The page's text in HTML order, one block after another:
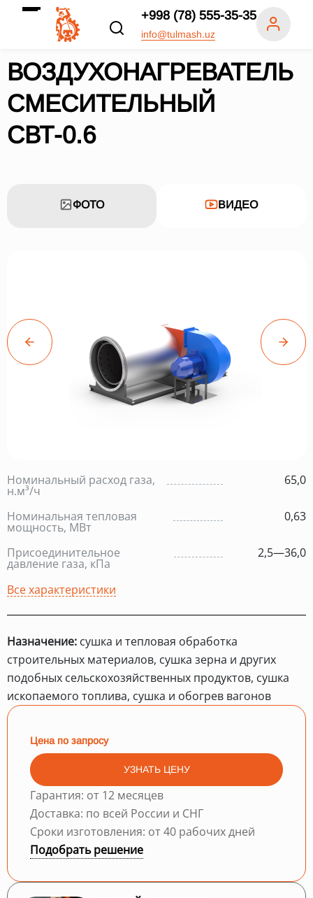
+998 (78) 555-35-35
info@tulmash.uz
ВОЗДУХОНАГРЕВАТЕЛЬ
СМЕСИТЕЛЬНЫЙ
СВТ-0.6
ФОТО ВИДЕО
Номинальный расход газа,
н.м³/ч
65,0
Номинальная тепловая
мощность, МВт
0,63
Присоединительное
давление газа, кПа
2,5—36,0
Все характеристики
Назначение: сушка и тепловая обработка
строительных материалов, сушка зерна и других
подобных сельскохозяйственных продуктов, сушка
ископаемого топлива, сушка и обогрев вагонов
Цена по запросу
УЗНАТЬ ЦЕНУ
Гарантия: от 12 месяцев
Доставка: по всей России и СНГ
Сроки изготовления: от 40 рабочих дней
Подобрать решение